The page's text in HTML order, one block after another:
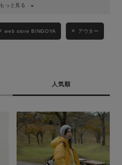
もっと見る
web store BINGOYA アウター
人気順